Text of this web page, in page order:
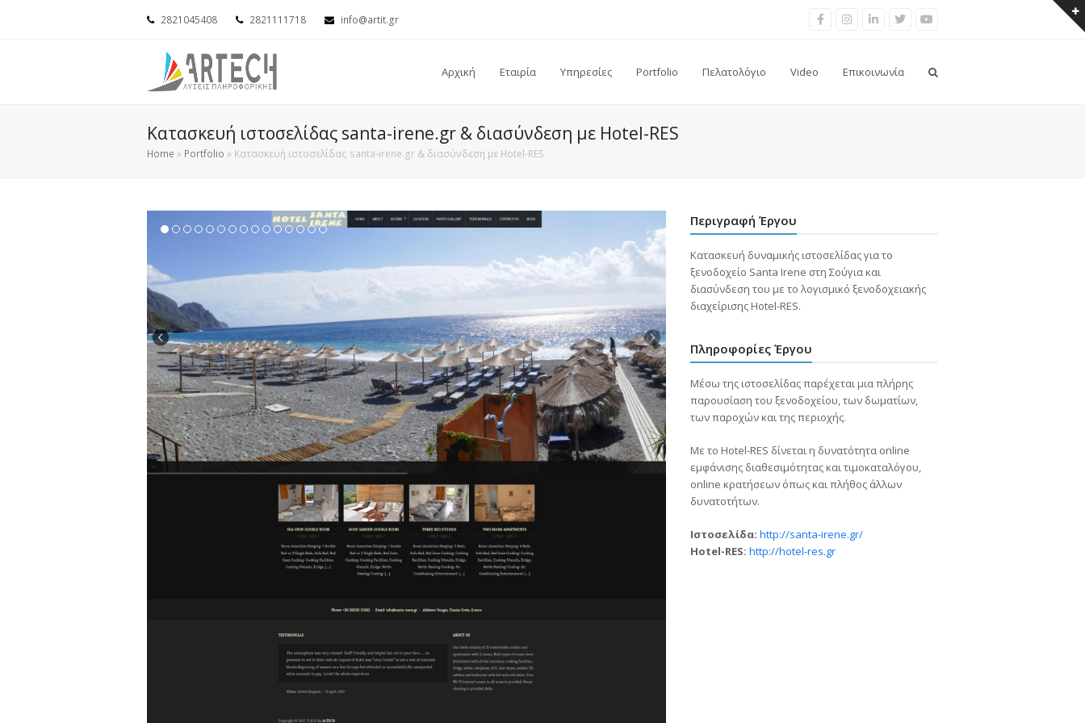
2821045408 2821111718 info@artit.gr FacebookInstragram
LinkedInTwitter
Αρχική Εταιρία Υπηρεσίες Portfolio Πελατολόγιο Video Επικοινωνία
Κατασκευή ιστοσελίδας santa-irene.gr & διασύνδεση με Hotel-RES
Home » Portfolio » Κατασκευή ιστοσελίδας santa-irene.gr & διασύνδεση με Hotel-RES
Περιγραφή Έργου
Κατασκευή δυναμικής ιστοσελίδας για το
ξενοδοχείο Santa Irene στη Σούγια και
διασύνδεση του με το λογισμικό ξενοδοχειακής
διαχείρισης Hotel-RES.
Πληροφορίες Έργου
Μέσω της ιστοσελίδας παρέχεται μια πλήρης
παρουσίαση του ξενοδοχείου, των δωματίων,
των παροχών και της περιοχής.
Με το Hotel-RES δίνεται η δυνατότητα online
εμφάνισης διαθεσιμότητας και τιμοκαταλόγου,
online κρατήσεων όπως και πλήθος άλλων
δυνατοτήτων.
Ιστοσελίδα:http://santa-irene.gr/
Hotel-RES:http://hotel-res.gr